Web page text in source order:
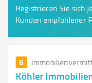
Registrieren Sie sich
Kunden empfohlener
6
Köhler